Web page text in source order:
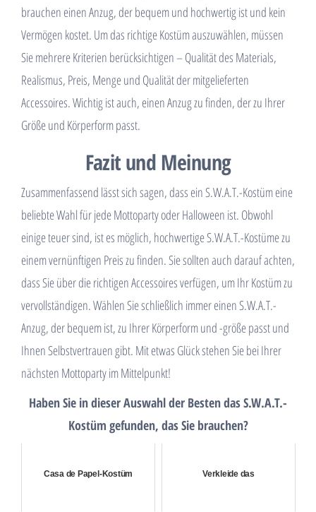
brauchen einen Anzug, der bequem und hochwertig ist und kein
Vermögen kostet. Um das richtige Kostüm auszuwählen, müssen
Sie mehrere Kriterien berücksichtigen – Qualität des Materials,
Realismus, Preis, Menge und Qualität der mitgelieferten
Accessoires. Wichtig ist auch, einen Anzug zu finden, der zu Ihrer
Größe und Körperform passt.
Fazit und Meinung
Zusammenfassend lässt sich sagen, dass ein S.W.A.T.-Kostüm eine
beliebte Wahl für jede Mottoparty oder Halloween ist. Obwohl
einige teuer sind, ist es möglich, hochwertige S.W.A.T.-Kostüme zu
einem vernünftigen Preis zu finden. Sie sollten auch darauf achten,
dass Sie über die richtigen Accessoires verfügen, um Ihr Kostüm zu
vervollständigen. Wählen Sie schließlich immer einen S.W.A.T.-
Anzug, der bequem ist, zu Ihrer Körperform und -größe passt und
Ihnen Selbstvertrauen gibt. Mit etwas Glück stehen Sie bei Ihrer
nächsten Mottoparty im Mittelpunkt!
Haben Sie in dieser Auswahl der Besten das S.W.A.T.-
Kostüm gefunden, das Sie brauchen?
Casa de Papel-Kostüm Verkleide das